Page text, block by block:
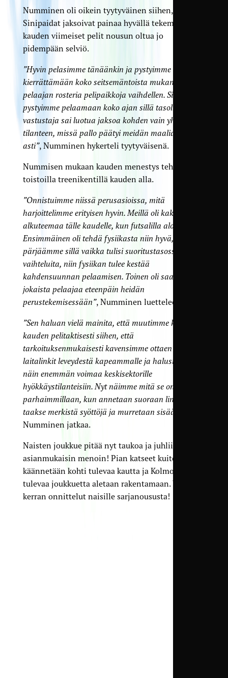
Numminen oli oikein tyytyväinen siihen, että
Sinipaidat jaksoivat painaa hyvällä tekemisellä
kauden viimeiset pelit nousun oltua jo
pidempään selviö.
”Hyvin pelasimme tänäänkin ja pystyimme
kierrättämään koko seitsemäntoista mukana olleen
pelaajan rosteria pelipaikkoja vaihdellen. Silti
pystyimme pelaamaan koko ajan sillä tasolla, että
vastustaja sai luotua jaksoa kohden vain yhden
tilanteen, missä pallo päätyi meidän maalialueelle
asti”, Numminen hykerteli tyytyväisenä.
Nummisen mukaan kauden menestys tehtiin
toistoilla treenikentillä kauden alla.
”Onnistuimme niissä perusasioissa, mitä
harjoittelimme erityisen hyvin. Meillä oli kaksi
alkuteemaa tälle kaudelle, kun futsalilla aloitettiin.
Ensimmäinen oli tehdä fysiikasta niin hyvä, että
pärjäämme sillä vaikka tulisi suoritustasossa
vaihteluita, niin fysiikan tulee kestää
kahdensuunnan pelaamisen. Toinen oli saattaa
jokaista pelaajaa eteenpäin heidän
perustekemisessään”, Numminen luettelee.
”Sen haluan vielä mainita, että muutimme kesken
kauden pelitaktisesti siihen, että
tarkoituksenmukaisesti kavensimme ottaen
laitalinkit leveydestä kapeammalle ja halusimme
näin enemmän voimaa keskisektorille
hyökkäystilanteisiin. Nyt näimme mitä se on
parhaimmillaan, kun annetaan suoraan linjan
taakse merkistä syöttöjä ja murretaan sisään”
Numminen jatkaa.
Naisten joukkue pitää nyt taukoa ja juhlii
asianmukaisin menoin! Pian katseet kuitenkin
käännetään kohti tulevaa kautta ja Kolmosta, kun
tulevaa joukkuetta aletaan rakentamaan. Vielä
kerran onnittelut naisille sarjanoususta!